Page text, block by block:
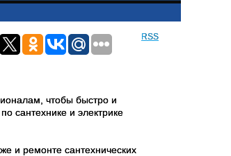
RSS
чтобы быстро и
сантехнике и электрике
и ремонте сантехнических